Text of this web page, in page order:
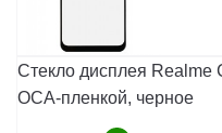
Стекло дисплея Realme
OCA-пленкой, черное